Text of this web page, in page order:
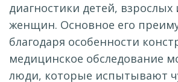
диагностики детей,
женщин. Основное его
благодаря особенности
медицинское обследование
люди, которые испытывают